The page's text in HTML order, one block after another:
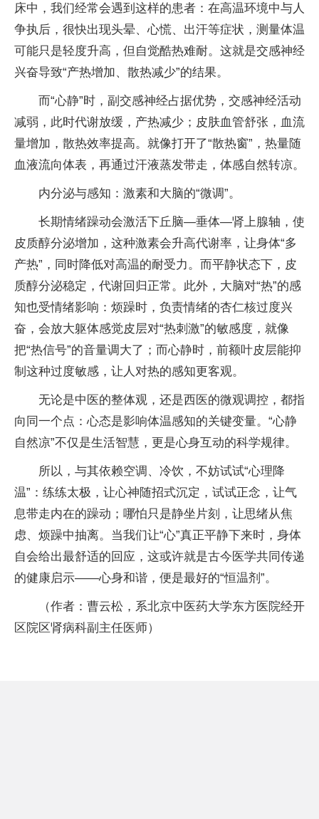
床中，我们经常会遇到这样的患者：在高温环境中与人
争执后，很快出现头晕、心慌、出汗等症状，测量体温
可能只是轻度升高，但自觉酷热难耐。这就是交感神经
兴奋导致“产热增加、散热减少”的结果。
而“心静”时，副交感神经占据优势，交感神经活动
减弱，此时代谢放缓，产热减少；皮肤血管舒张，血流
量增加，散热效率提高。就像打开了“散热窗”，热量随
血液流向体表，再通过汗液蒸发带走，体感自然转凉。
内分泌与感知：激素和大脑的“微调”。
长期情绪躁动会激活下丘脑—垂体—肾上腺轴，使
皮质醇分泌增加，这种激素会升高代谢率，让身体“多
产热”，同时降低对高温的耐受力。而平静状态下，皮
质醇分泌稳定，代谢回归正常。此外，大脑对“热”的感
知也受情绪影响：烦躁时，负责情绪的杏仁核过度兴
奋，会放大躯体感觉皮层对“热刺激”的敏感度，就像
把“热信号”的音量调大了；而心静时，前额叶皮层能抑
制这种过度敏感，让人对热的感知更客观。
无论是中医的整体观，还是西医的微观调控，都指
向同一个点：心态是影响体温感知的关键变量。“心静
自然凉”不仅是生活智慧，更是心身互动的科学规律。
所以，与其依赖空调、冷饮，不妨试试“心理降
温”：练练太极，让心神随招式沉定，试试正念，让气
息带走内在的躁动；哪怕只是静坐片刻，让思绪从焦
虑、烦躁中抽离。当我们让“心”真正平静下来时，身体
自会给出最舒适的回应，这或许就是古今医学共同传递
的健康启示——心身和谐，便是最好的“恒温剂”。
（作者：曹云松，系北京中医药大学东方医院经开
区院区肾病科副主任医师）